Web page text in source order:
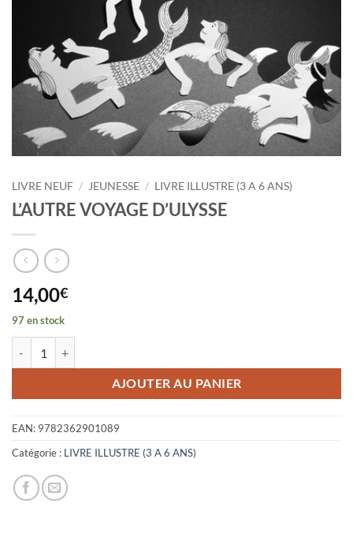
LIVRE NEUF / JEUNESSE / LIVRE ILLUSTRE (3 A 6 ANS)
L’AUTRE VOYAGE D’ULYSSE
14,00€
97 en stock
AJOUTER AU PANIER
EAN: 9782362901089
Catégorie : LIVRE ILLUSTRE (3 A 6 ANS)